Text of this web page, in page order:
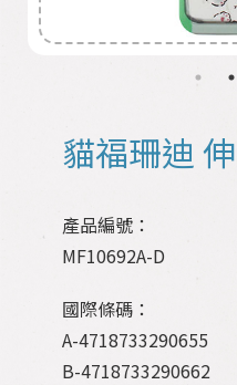
貓福珊迪
產品編號：
MF10692A-D
國際條碼：
A-4718733290655
B-4718733290662